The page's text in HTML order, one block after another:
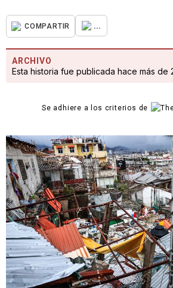
COMPARTIR ...
ARCHIVO
Esta historia fue publicada hace más de
Se adhiere a los criterios de